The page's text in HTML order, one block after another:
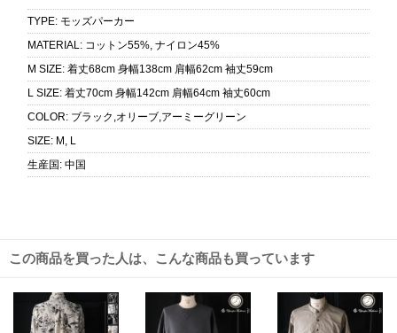
TYPE: モッズパーカー
MATERIAL: コットン55%, ナイロン45%
M SIZE: 着丈68cm 身幅138cm 肩幅62cm 袖丈59cm
L SIZE: 着丈70cm 身幅142cm 肩幅64cm 袖丈60cm
COLOR: ブラック,オリーブ,アーミーグリーン
SIZE: M, L
生産国 : 中国
この商品を買った人は、こんな商品も買っています